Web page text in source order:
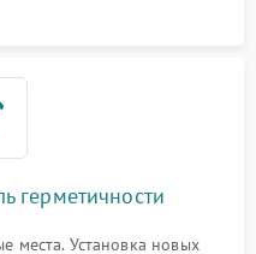
герметичности
места. Установка новых